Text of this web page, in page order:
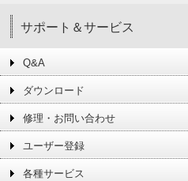
サポート＆サービス
Q&A
ダウンロード
修理・お問い合わせ
ユーザー登録
各種サービス